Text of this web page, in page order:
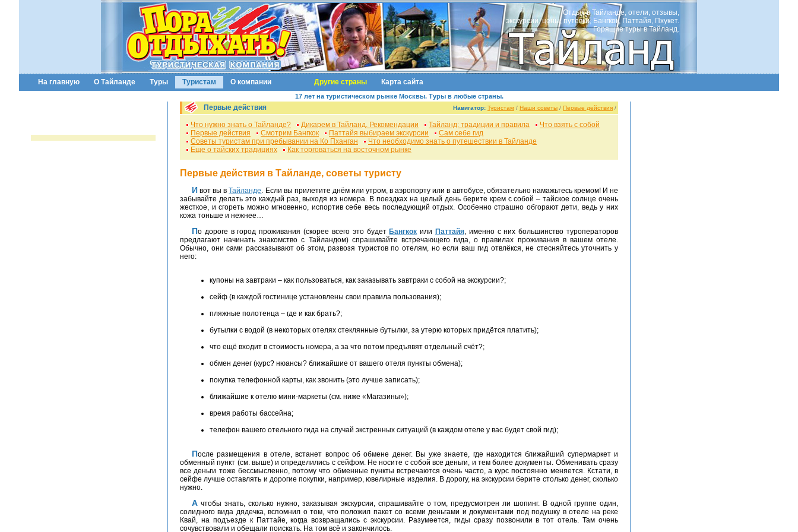
Отдых в Тайланде, отели, отзывы,
экскурсии, цены, путевки, Бангкок, Паттайя, Пхукет.
Горящие туры в Тайланд.
На главную О Тайланде Туры Туристам О компании Другие страны Карта сайта
17 лет на туристическом рынке Москвы. Туры в любые страны.
Первые действия Навигатор: Туристам / Наши советы / Первые действия /
Что нужно знать о Тайланде? Дикарем в Тайланд. Рекомендации Тайланд: традиции и правила
Что взять с собой
Первые действия
Смотрим Бангкок Паттайя выбираем экскурсии
Сам себе гид
Советы туристам при пребывании на Ко Пханган
Что необходимо знать о путешествии в Тайланде
Еще о тайских традициях
Как торговаться на восточном рынке
Первые действия в Тайланде, советы туристу
И вот вы вТайланде. Если вы прилетите днём или утром, в аэропорту или в автобусе, обязательно намажьтесь кремом! И не
забывайте делать это каждый раз, выходя из номера. В поездках на целый день берите крем с собой – тайское солнце очень
жесткое, и сгореть можно мгновенно, испортив себе весь последующий отдых. Особенно страшно обгорают дети, ведь у них
кожа тоньше и нежнее…
По дороге в город проживания (скорее всего это будет Бангкок или Паттайя, именно с них большинство туроператоров
предлагают начинать знакомство с Тайландом) спрашивайте встречающего гида, о правилах проживания в вашем отеле.
Обычно, они сами рассказывают об этом, развозя туристов по отелям, но если ваш гид отвлёкся, не стесняйтесь уточнить у
него:
купоны на завтраки – как пользоваться, как заказывать завтраки с собой на экскурсии?;
сейф (в каждой гостинице установлены свои правила пользования);
пляжные полотенца – где и как брать?;
бутылки с водой (в некоторых отелях стеклянные бутылки, за утерю которых придётся платить);
что ещё входит в стоимость номера, а за что потом предъявят отдельный счёт?;
обмен денег (курс? нюансы? ближайшие от вашего отеля пункты обмена);
покупка телефонной карты, как звонить (это лучше записать);
ближайшие к отелю мини-маркеты (см. ниже «Магазины»);
время работы бассейна;
телефон вашего отельного гида на случай экстренных ситуаций (в каждом отеле у вас будет свой гид);
После размещения в отеле, встанет вопрос об обмене денег. Вы уже знаете, где находится ближайший супермаркет и
обменный пункт (см. выше) и определились с сейфом. Не носите с собой все деньги, и тем более документы. Обменивать сразу
все деньги тоже бессмысленно, потому что обменные пункты встречаются очень часто, а курс постоянно меняется. Кстати, в
сейфе лучше оставлять и дорогие покупки, например, ювелирные изделия. В дорогу, на экскурсии берите столько денег, сколько
нужно.
А чтобы знать, сколько нужно, заказывая экскурсии, спрашивайте о том, предусмотрен ли шопинг. В одной группе один,
солидного вида дядечка, вспомнил о том, что положил пакет со всеми деньгами и документами под подушку в отеле на реке
Квай, на подъезде к Паттайе, когда возвращались с экскурсии. Разумеется, гиды сразу позвонили в тот отель. Там очень
сочувствовали и обещали поискать. На том всё и закончилось.